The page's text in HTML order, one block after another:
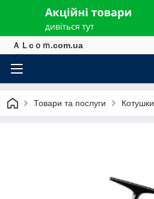
ＡＬcｏｍ.com.ua
Товари та послуги